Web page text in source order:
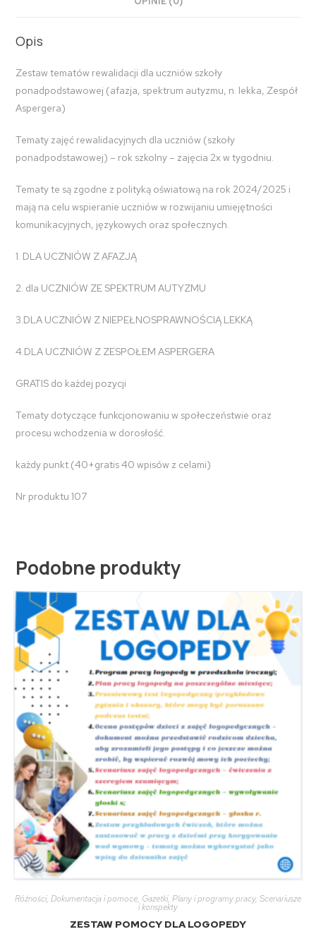
Opis
Zestaw tematów rewalidacji dla uczniów szkoły
ponadpodstawowej (afazja, spektrum autyzmu, n. lekka, Zespół
Aspergera)
Tematy zajęć rewalidacyjnych dla uczniów (szkoły
ponadpodstawowej) – rok szkolny – zajęcia 2x w tygodniu.
Tematy te są zgodne z polityką oświatową na rok 2024/2025 i
mają na celu wspieranie uczniów w rozwijaniu umiejętności
komunikacyjnych, językowych oraz społecznych.
1. DLA UCZNIÓW Z AFAZJĄ
2. dla UCZNIÓW ZE SPEKTRUM AUTYZMU
3.DLA UCZNIÓW Z NIEPEŁNOSPRAWNOŚCIĄ LEKKĄ
4.DLA UCZNIÓW Z ZESPOŁEM ASPERGERA
GRATIS do każdej pozycji
Tematy dotyczące funkcjonowaniu w społeczeństwie oraz
procesu wchodzenia w dorosłość.
każdy punkt (40+gratis 40 wpisów z celami)
Nr produktu 107
Podobne produkty
Różności, Dokumentacja i pomoce, Gazetki, Plany i programy pracy, Scenariusze
i konspekty
ZESTAW POMOCY DLA LOGOPEDY